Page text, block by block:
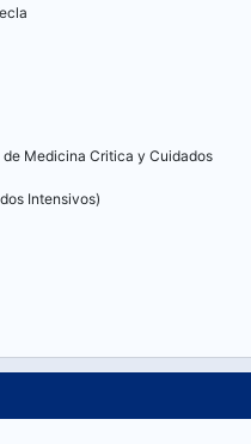
Medicina Critica y Cuidados
Intensivos)